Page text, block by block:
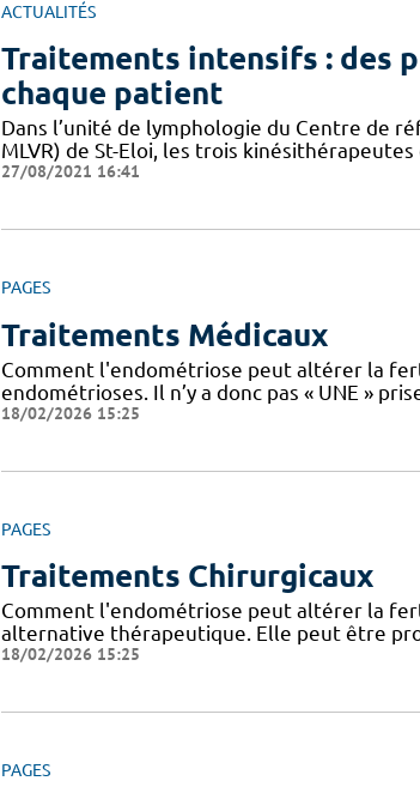
ACTUALITÉS
Traitements intensifs : des
chaque patient
Dans l’unité de lymphologie du Centre de
MLVR) de St-Eloi, les trois
27/08/2021 16:41
PAGES
Traitements Médicaux
Comment l'endométriose peut altérer la
endométrioses. Il n’y a donc pas « UNE »
18/02/2026 15:25
PAGES
Traitements Chirurgicaux
Comment l'endométriose peut altérer la
alternative thérapeutique. Elle peut être
18/02/2026 15:25
PAGES